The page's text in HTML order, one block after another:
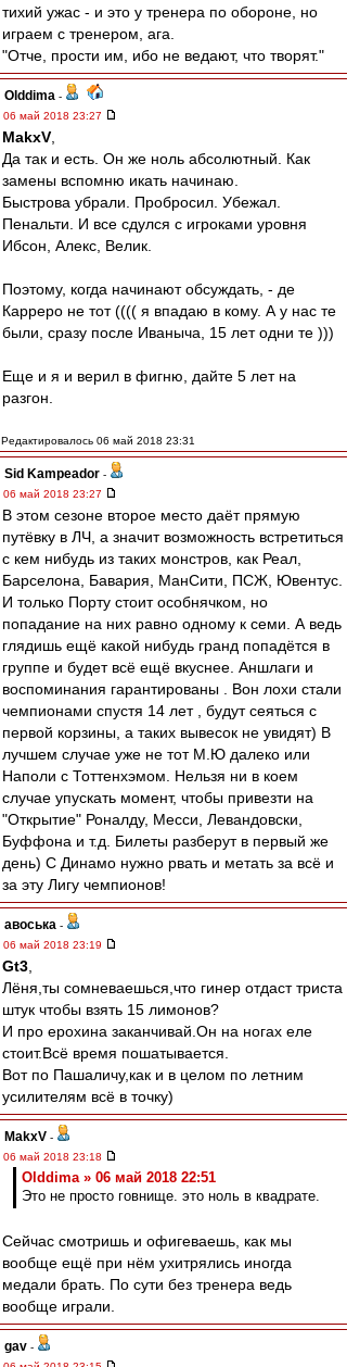
тихий ужас - и это у тренера по обороне, но
играем с тренером, ага.
"Отче, прости им, ибо не ведают, что творят."
Olddima -
06 май 2018 23:27
MakxV
Да так и есть. Он же ноль абсолютный. Как
замены вспомню икать начинаю.
Быстрова убрали. Пробросил. Убежал.
Пенальти. И все сдулся с игроками уровня
Ибсон, Алекс, Велик.
Поэтому, когда начинают обсуждать, - де
Карреро не тот (((( я впадаю в кому. А у нас те
были, сразу после Иваныча, 15 лет одни те )))
Еще и я и верил в фигню, дайте 5 лет на
разгон.
Редактировалось 06 май 2018 23:31
Sid Kampeador -
06 май 2018 23:27
В этом сезоне второе место даёт прямую
путёвку в ЛЧ, а значит возможность встретиться
с кем нибудь из таких монстров, как Реал,
Барселона, Бавария, МанСити, ПСЖ, Ювентус.
И только Порту стоит особнячком, но
попадание на них равно одному к семи. А ведь
глядишь ещё какой нибудь гранд попадётся в
группе и будет всё ещё вкуснее. Аншлаги и
воспоминания гарантированы . Вон лохи стали
чемпионами спустя 14 лет , будут сеяться с
первой корзины, а таких вывесок не увидят) В
лучшем случае уже не тот М.Ю далеко или
Наполи с Тоттенхэмом. Нельзя ни в коем
случае упускать момент, чтобы привезти на
"Открытие" Роналду, Месси, Левандовски,
Буффона и т.д. Билеты разберут в первый же
день) С Динамо нужно рвать и метать за всё и
за эту Лигу чемпионов!
авоська -
06 май 2018 23:19
Gt3
Лёня,ты сомневаешься,что гинер отдаст триста
штук чтобы взять 15 лимонов?
И про ерохина заканчивай.Он на ногах еле
стоит.Всё время пошатывается.
Вот по Пашаличу,как и в целом по летним
усилителям всё в точку)
MakxV -
06 май 2018 23:18
Olddima » 06 май 2018 22:51
Это не просто говнище. это ноль в квадрате.
Сейчас смотришь и офигеваешь, как мы
вообще ещё при нём ухитрялись иногда
медали брать. По сути без тренера ведь
вообще играли.
gav -